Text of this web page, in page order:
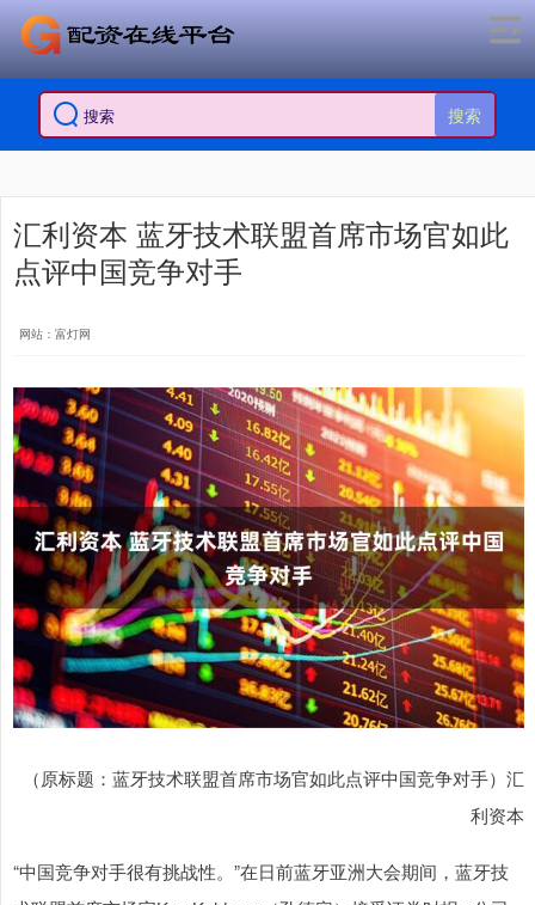
搜索
汇利资本 蓝牙技术联盟首席市场官如此
点评中国竞争对手
网站：富灯网
（原标题：蓝牙技术联盟首席市场官如此点评中国竞争对手）汇
利资本
“中国竞争对手很有挑战性。”在日前蓝牙亚洲大会期间，蓝牙技